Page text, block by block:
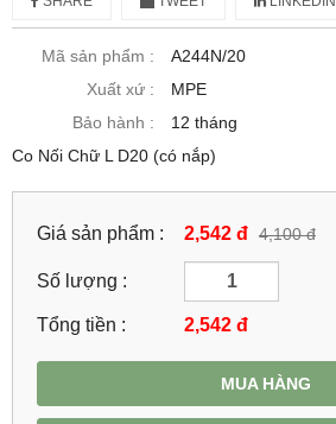
Mã sản phẩm :
A244N/20
Xuất xứ :
MPE
Bảo hành :
12 tháng
Co Nối Chữ L D20 (có nắp)
Giá sản phẩm : 2,542 đ 4,100 đ
Số lượng :
Tổng tiền : 2,542 đ
MUA HÀNG